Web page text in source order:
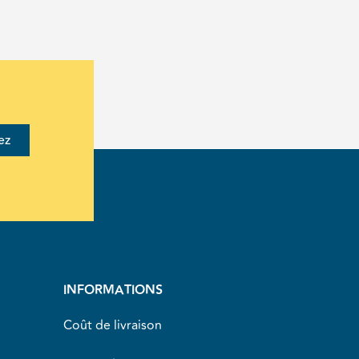
INFORMATIONS
Coût de livraison